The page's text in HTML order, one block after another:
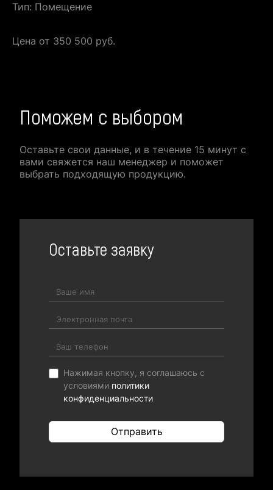
Тип: Помещение
Цена от 350 500 руб.
Поможем с выбором
Оставьте свои данные, и в течение 15 минут с
вами свяжется наш менеджер и поможет
выбрать подходящую продукцию.
Оставьте заявку
Нажимая кнопку, я соглашаюсь с
условиями политики
конфиденциальности
Отправить